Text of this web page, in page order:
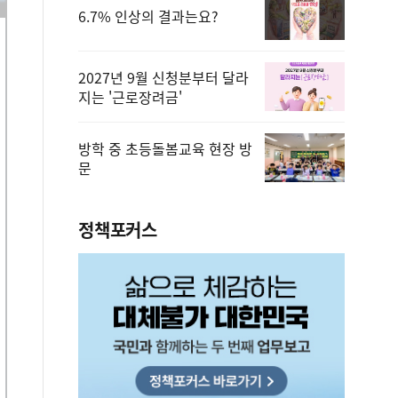
6.7% 인상의 결과는요?
2027년 9월 신청분부터 달라
지는 '근로장려금'
방학 중 초등돌봄교육 현장 방
문
정책포커스